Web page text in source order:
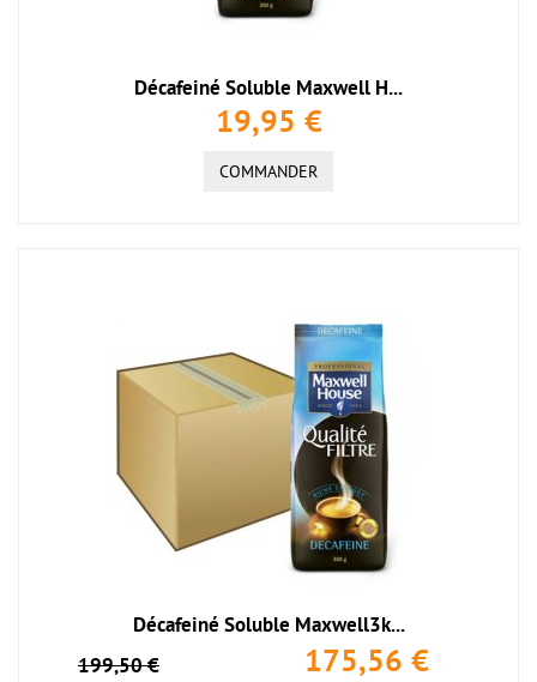
Décafeiné Soluble Maxwell H...
19,95 €
COMMANDER
Décafeiné Soluble Maxwell3k...
199,50 €
175,56 €